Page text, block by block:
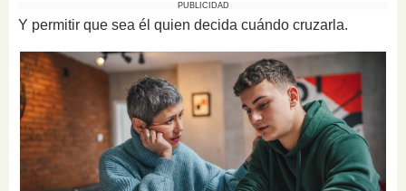
PUBLICIDAD
Y permitir que sea él quien decida cuándo cruzarla.